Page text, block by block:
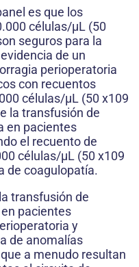
es que los
células/μL (50
seguros para la
de un
perioperatoria
con recuentos
células/μL (50 x109
la transfusión de
en pacientes
el recuento de
células/μL (50 x109
de coagulopatía.
transfusión de
pacientes
y
de anomalías
a menudo resultan